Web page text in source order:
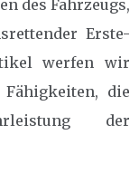
des Fahrzeugs,
Erste-
werfen wir
die
der